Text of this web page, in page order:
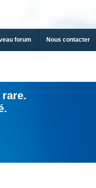
forum Nous contacter